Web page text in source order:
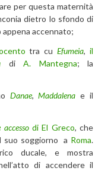
per questa maternità
dietro lo sfondo di
appena accennato;
tra cuEfumeia, il
diA. Mantegna; la
Danae,Maddalena e il
di El Greco, che
suo soggiorno a Roma.
ducale, e mostra
di accendere il